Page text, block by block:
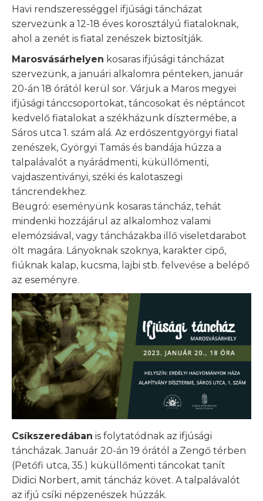
Havi rendszerességgel ifjúsági táncházat
szervezünk a 12-18 éves korosztályú fiataloknak,
ahol a zenét is fiatal zenészek biztosítják.
Marosvásárhelyen kosaras ifjúsági táncházat
szervezünk, a januári alkalomra pénteken, január
20-án 18 órától kerül sor. Várjuk a Maros megyei
ifjúsági tánccsoportokat, táncosokat és néptáncot
kedvelő fiatalokat a székházunk dísztermébe, a
Sáros utca 1. szám alá. Az erdőszentgyörgyi fiatal
zenészek, Györgyi Tamás és bandája húzza a
talpalávalót a nyárádmenti, küküllőmenti,
vajdaszentiványi, széki és kalotaszegi
táncrendekhez.
Beugró: eseményünk kosaras táncház, tehát
mindenki hozzájárul az alkalomhoz valami
elemózsiával, vagy táncházakba illő viseletdarabot
ölt magára. Lányoknak szoknya, karakter cipő,
fiúknak kalap, kucsma, lajbi stb. felvevése a belépő
az eseményre.
Csíkszeredában is folytatódnak az ifjúsági
táncházak. Január 20-án 19 órától a Zengő térben
(Petőfi utca, 35.) küküllőmenti táncokat tanít
Didici Norbert, amit táncház követ. A talpalávalót
az ifjú csíki népzenészek húzzák.